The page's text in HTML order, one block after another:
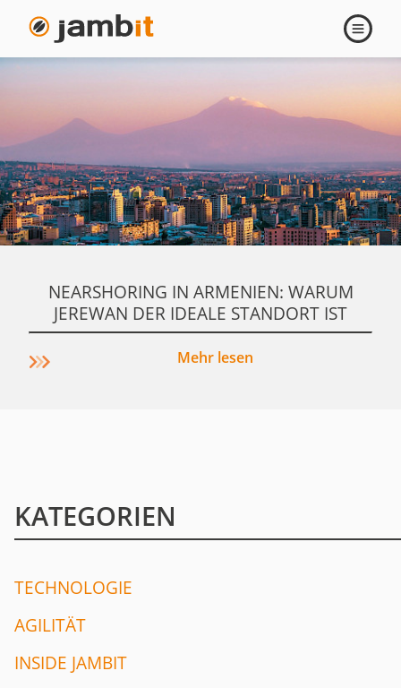
Inside
jambit
öffnen
NEARSHORING IN ARMENIEN: WARUM
JEREWAN DER IDEALE STANDORT IST
Mehr lesen
KATEGORIEN
TECHNOLOGIE
AGILITÄT
INSIDE JAMBIT